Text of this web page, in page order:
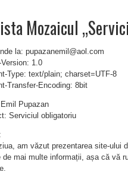
Mozaicul
la: pupazanemil@aol.com
1.0
Type: text/plain; charset=UTF-8
Transfer-Encoding: 8bit
Pupazan
Serviciul obligatoriu
am văzut prezentarea site-ului
de mai multe informații, așa că vă